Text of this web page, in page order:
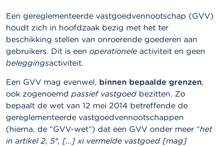
l
e
n
O
v
e
r
d
e
F
S
M
A
Een gereglementeerde vastgoedvennootschap (GVV)
houdt zich in hoofdzaak bezig met het ter
beschikking stellen van onroerende goederen aan
gebruikers. Dit is een operationele activiteit en geen
beleggingsactiviteit.
Een GVV mag evenwel, binnen bepaalde grenzen,
ook zogenoemd passief vastgoed bezitten. Zo
bepaalt de wet van 12 mei 2014 betreffende de
gereglementeerde vastgoedvennootschappen
(hierna, de “GVV-wet”) dat een GVV onder meer “het
in artikel 2, 5°, […] xi vermelde vastgoed [mag]